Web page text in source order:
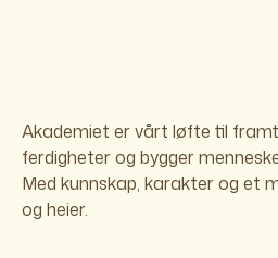
Akademiet er vårt løfte til
ferdigheter og bygger
Med kunnskap, karakter og et
og heier.